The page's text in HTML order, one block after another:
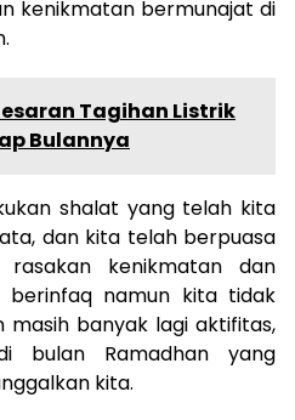
kenikmatan bermunajat di
Tagihan Listrik
Bulannya
shalat yang telah kita
dan kita telah berpuasa
kenikmatan dan
berinfaq namun kita tidak
masih banyak lagi aktifitas,
bulan Ramadhan yang
kita.